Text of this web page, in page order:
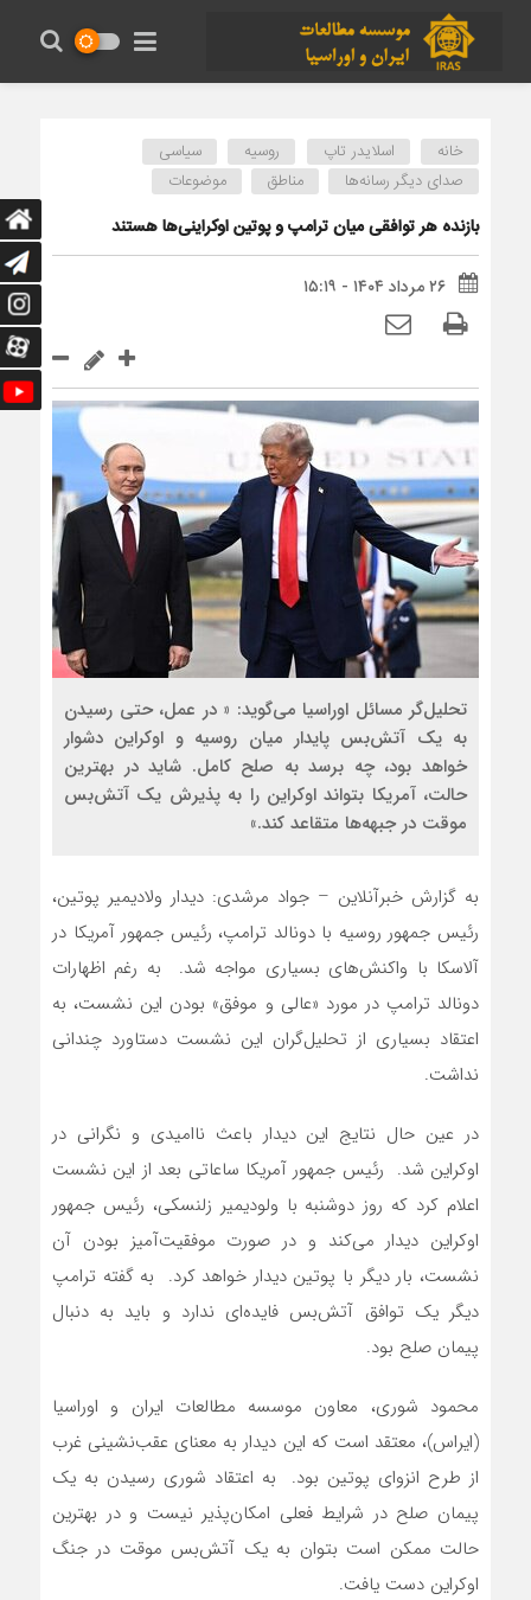
خانه اسلایدر تاپ روسیه
سیاسی
صدای دیگر رسانه‌ها
مناطق موضوعات
بازنده هر توافقی میان ترامپ و پوتین اوکراینی‌ها هستند
۲۶ مرداد ۱۴۰۴ - ۱۵:۱۹
تحلیل‌گر مسائل اوراسیا می‌گوید: « در عمل، حتی رسیدن
به یک آتش‌بس پایدار میان روسیه و اوکراین دشوار
خواهد بود، چه برسد به صلح کامل. شاید در بهترین
حالت، آمریکا بتواند اوکراین را به پذیرش یک آتش‌بس
موقت در جبهه‌ها متقاعد کند.»
به گزارش خبرآنلاین – جواد مرشدی: دیدار ولادیمیر پوتین،
رئیس جمهور روسیه با دونالد ترامپ، رئیس جمهور آمریکا در
آلاسکا با واکنش‌های بسیاری مواجه شد. به رغم اظهارات
دونالد ترامپ در مورد «عالی و موفق» بودن این نشست، به
اعتقاد بسیاری از تحلیل‌گران این نشست دستاورد چندانی
نداشت.
در عین حال نتایج این دیدار باعث ناامیدی و نگرانی در
اوکراین شد. رئیس جمهور آمریکا ساعاتی بعد از این نشست
اعلام کرد که روز دوشنبه با ولودیمیر زلنسکی، رئیس جمهور
اوکراین دیدار می‌کند و در صورت موفقیت‌آمیز بودن آن
نشست، بار دیگر با پوتین دیدار خواهد کرد. به گفته ترامپ
دیگر یک توافق آتش‌بس فایده‌ای ندارد و باید به دنبال
پیمان صلح بود.
محمود شوری، معاون موسسه مطالعات ایران و اوراسیا
(ایراس)، معتقد است که این دیدار به معنای عقب‌نشینی غرب
از طرح انزوای پوتین بود. به اعتقاد شوری رسیدن به یک
پیمان صلح در شرایط فعلی امکان‌پذیر نیست و در بهترین
حالت ممکن است بتوان به یک آتش‌بس موقت در جنگ
اوکراین دست یافت.